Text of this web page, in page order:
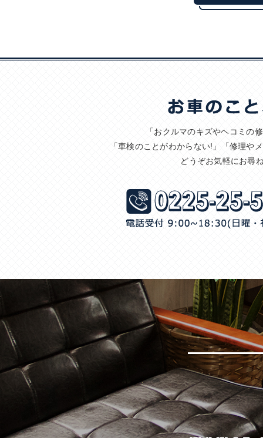
「おクルマのキズやヘコミの
「車検のことがわからない!」「修理や
どうぞお気軽にお尋